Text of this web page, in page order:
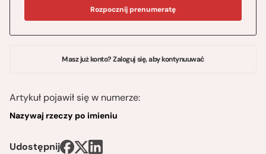
Rozpocznij prenumeratę
Masz już konto? Zaloguj się, aby kontynuuwać
Artykuł pojawił się w numerze:
Nazywaj rzeczy po imieniu
Udostępnij